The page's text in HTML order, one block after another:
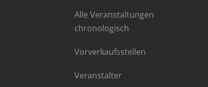
Alle Veranstaltungen
chronologisch
Vorverkaufsstellen
Veranstalter